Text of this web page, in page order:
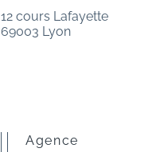
12 cours Lafayette
69003 Lyon
Agence